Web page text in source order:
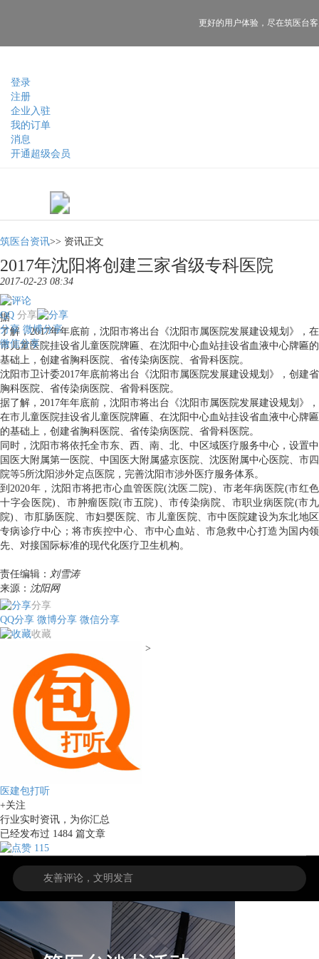
登录
注册
企业入驻
我的订单
消息
开通超级会员
更好的用户体验， 尽在筑医台
筑医台资讯>> 资讯正文
2017年沈阳将创建三家省级专科医院
2017-02-23 08:34
分享
QQ
分享 微博分享
微信分享
据
了解，2017年年底前，沈阳市将出台《沈阳市属医院发展建设规划》，在
市儿童医院挂设省儿童医院牌匾、在沈阳中心血站挂设省血液中心牌匾的
基础上，创建省胸科医院、省传染病医院、省骨科医院。
沈阳市卫计委2017年底前将出台《沈阳市属医院发展建设规划》，创建省
胸科医院、省传染病医院、省骨科医院。
据了解，2017年年底前，沈阳市将出台《沈阳市属医院发展建设规划》，
在市儿童医院挂设省儿童医院牌匾、在沈阳中心血站挂设省血液中心牌匾
的基础上，创建省胸科医院、省传染病医院、省骨科医院。
同时，沈阳市将依托全市东、西、南、北、中区域医疗服务中心，设置中
国医大附属第一医院、中国医大附属盛京医院、沈医附属中心医院、市四
院等5所沈阳涉外定点医院，完善沈阳市涉外医疗服务体系。
到2020年，沈阳市将把市心血管医院(沈医二院)、市老年病医院(市红色
十字会医院)、市肿瘤医院(市五院)、市传染病院、市职业病医院(市九
院)、市肛肠医院、市妇婴医院、市儿童医院、市中医院建设为东北地区
专病诊疗中心；将市疾控中心、市中心血站、市急救中心打造为国内领
先、对接国际标准的现代化医疗卫生机构。
责任编辑： 刘雪涛
来源： 沈阳网
分享
QQ分享 微博分享 微信分享
收藏
>
医建包打听
+关注
行业实时资讯，为你汇总
已经发布过 1484 篇文章
115